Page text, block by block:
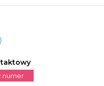
numer